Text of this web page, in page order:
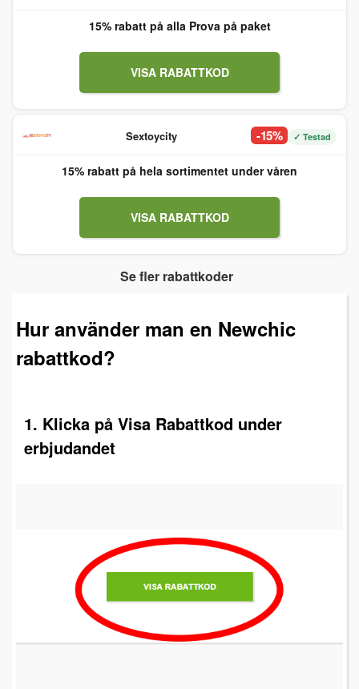
15% rabatt på alla Prova på paket
VISA RABATTKOD
Sextoycity -15% ✓ Testad
15% rabatt på hela sortimentet under våren
VISA RABATTKOD
Se fler rabattkoder
Hur använder man en Newchic
rabattkod?
1. Klicka på Visa Rabattkod under
erbjudandet